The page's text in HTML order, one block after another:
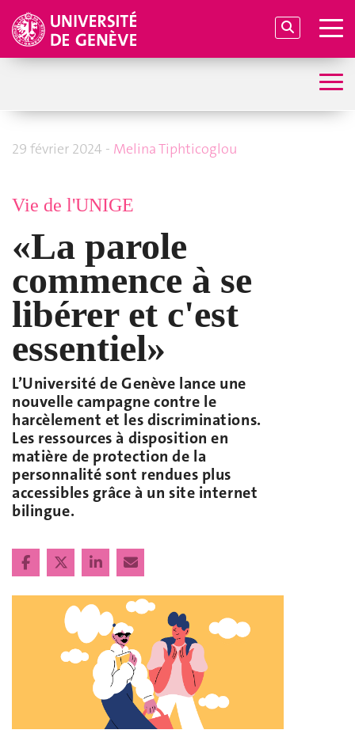
29 février 2024 - Melina Tiphticoglou
Vie de l'UNIGE
«La parole
commence à se
libérer et c'est
essentiel»
L’Université de Genève lance une
nouvelle campagne contre le
harcèlement et les discriminations.
Les ressources à disposition en
matière de protection de la
personnalité sont rendues plus
accessibles grâce à un site internet
bilingue.